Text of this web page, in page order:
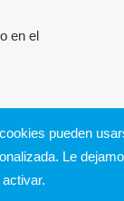
pueden
Le